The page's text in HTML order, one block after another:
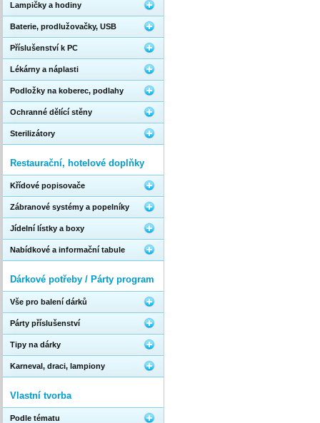
Lampičky a hodiny
Baterie, prodlužovačky, USB
Příslušenství k PC
Lékárny a náplasti
Podložky na koberec, podlahy
Ochranné dělící stěny
Sterilizátory
Restaurační, hotelové doplňky
Křídové popisovače
Zábranové systémy a popelníky
Jídelní lístky a boxy
Nabídkové a informační tabule
Dárkové potřeby / Párty program
Vše pro balení dárků
Párty příslušenství
Tipy na dárky
Karneval, draci, lampiony
Vlastní tvorba
Podle tématu